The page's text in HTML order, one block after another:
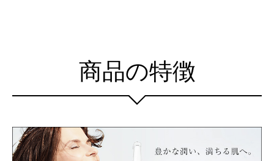
商品の特徴